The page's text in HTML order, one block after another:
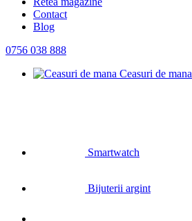
Contact
Blog
0756 038 888
Ceasuri de mana
Smartwatch
Bijuterii argint